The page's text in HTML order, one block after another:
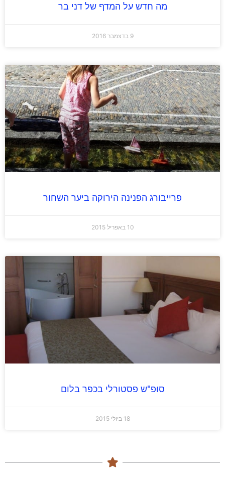
מה חדש על המדף של דני בר
פרייבורג הפנינה הירוקה ביער השחור
סופ"ש פסטורלי בכפר בלום